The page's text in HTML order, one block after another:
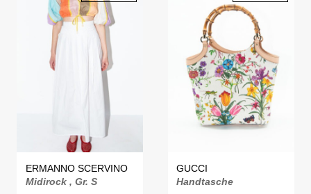
ERMANNO SCERVINO
Midirock , Gr. S
GUCCI
Handtasche